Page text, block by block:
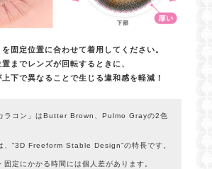
固定位置に合わせて着用してください。
置までレンズが回転するときに、
上下で異なることで生じる違和感を軽減！
ラコン」はButter Brown、Pulmo Grayの2色
、“3D Freeform Stable Design”の特長です。
固定にかかる時間には個人差があります。